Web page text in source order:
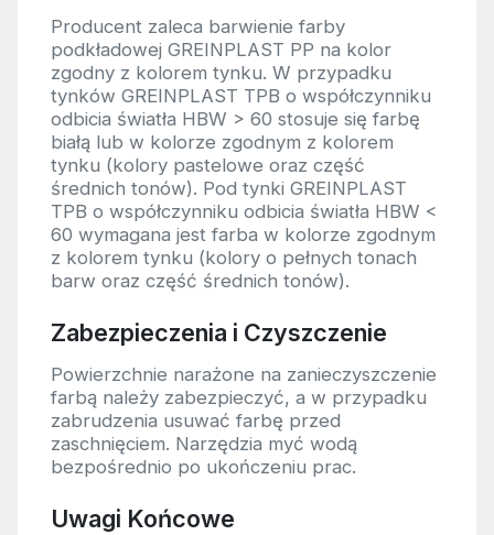
Producent zaleca barwienie farby
podkładowej GREINPLAST PP na kolor
zgodny z kolorem tynku. W przypadku
tynków GREINPLAST TPB o współczynniku
odbicia światła HBW > 60 stosuje się farbę
białą lub w kolorze zgodnym z kolorem
tynku (kolory pastelowe oraz część
średnich tonów). Pod tynki GREINPLAST
TPB o współczynniku odbicia światła HBW <
60 wymagana jest farba w kolorze zgodnym
z kolorem tynku (kolory o pełnych tonach
barw oraz część średnich tonów).
Zabezpieczenia i Czyszczenie
Powierzchnie narażone na zanieczyszczenie
farbą należy zabezpieczyć, a w przypadku
zabrudzenia usuwać farbę przed
zaschnięciem. Narzędzia myć wodą
bezpośrednio po ukończeniu prac.
Uwagi Końcowe